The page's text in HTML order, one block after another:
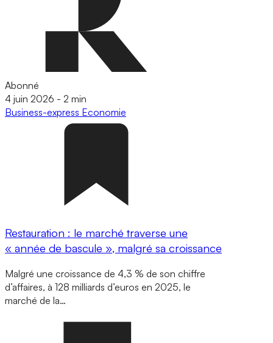
Abonné
4 juin 2026 - 2 min
Business-express Economie
Restauration : le marché traverse une
« année de bascule », malgré sa croissance
Malgré une croissance de 4,3 % de son chiffre
d’affaires, à 128 milliards d’euros en 2025, le
marché de la…